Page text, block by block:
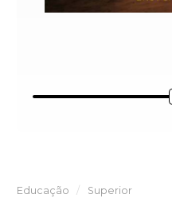
Educação Superior